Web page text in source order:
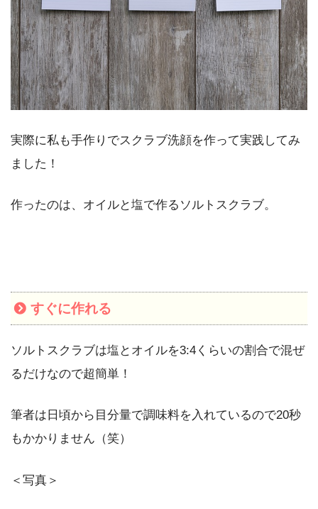
実際に私も手作りでスクラブ洗顔を作って実践してみ
ました！
作ったのは、オイルと塩で作るソルトスクラブ。
すぐに作れる
ソルトスクラブは塩とオイルを3:4くらいの割合で混ぜ
るだけなので超簡単！
筆者は日頃から目分量で調味料を入れているので20秒
もかかりません（笑）
＜写真＞